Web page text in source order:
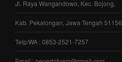
Jl. Raya Wangandowo, Kec. Bojong,
Kab. Pekalongan, Jawa Tengah 51156
Telp/WA : 0853-2521-7257